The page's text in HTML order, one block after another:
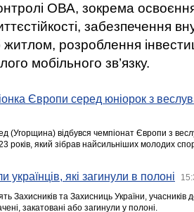
ОВА, зокрема освоєння
забезпечення
розроблення
мобільного зв’язку.
Європи серед юніорок з
(Угорщина) відбувся чемпіонат Європи з
років, який зібрав найсильніших молодих
українців, які загинули в полоні
Захисників та Захисниць України,
закатовані або загинули у полоні.